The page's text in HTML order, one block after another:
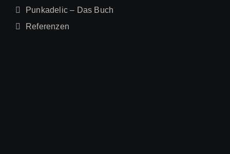
Punkadelic – Das Buch
Referenzen